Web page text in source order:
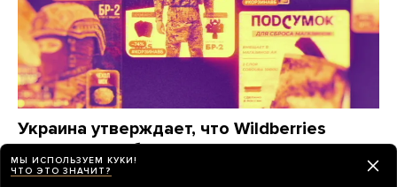
Украина утверждает, что Wildberries
помогает снабжать армию РФ. Это
действительно так?
МЫ ИСПОЛЬЗУЕМ КУКИ!
ЧТО ЭТО ЗНАЧИТ?